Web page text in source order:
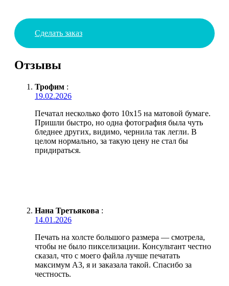
Сделать заказ
Отзывы
Трофим :
19.02.2026
Печатал несколько фото 10х15 на матовой бумаге.
Пришли быстро, но одна фотография была чуть
бледнее других, видимо, чернила так легли. В
целом нормально, за такую цену не стал бы
придираться.
Нана Третьякова :
14.01.2026
Печать на холсте большого размера — смотрела,
чтобы не было пикселизации. Консультант честно
сказал, что с моего файла лучше печатать
максимум А3, я и заказала такой. Спасибо за
честность.